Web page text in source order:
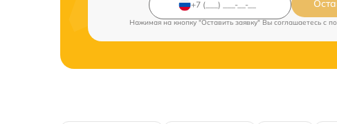
Нажимая на кнопку "Оставить заявку" Вы соглашаетесь c